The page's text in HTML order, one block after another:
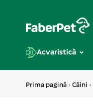
Acvaristică
Prima pagină › Câini ›